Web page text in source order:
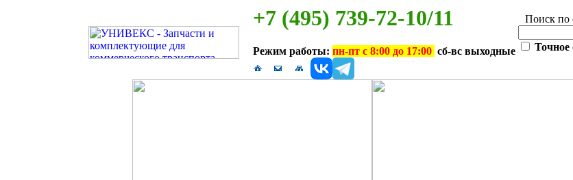
+7 (495) 739-72-10/11
Режим работы: пн-пт с 8:00 до 17:00 сб-вс выходные
Поиск по
Точное